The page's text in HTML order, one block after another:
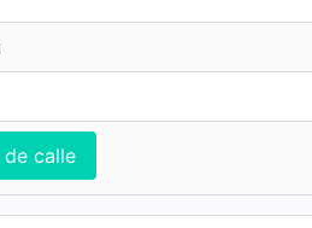
calle